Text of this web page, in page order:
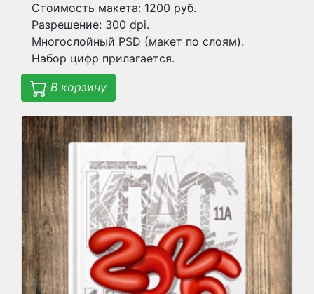
Стоимость макета: 1200 руб.
Разрешение: 300 dpi.
Многослойный PSD (макет по слоям).
Набор цифр прилагается.
В корзину